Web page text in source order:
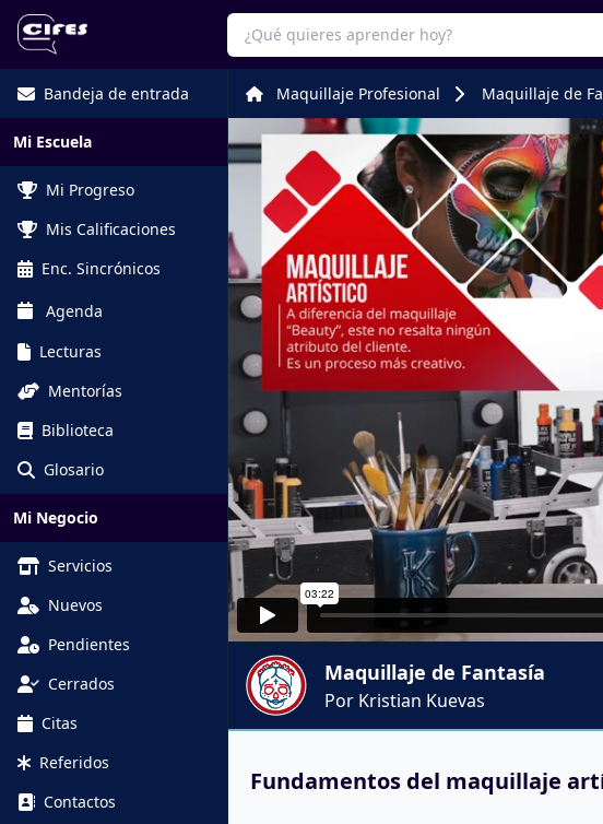
Bandeja de entrada
Mi Escuela
Mi Progreso
Mis Calificaciones
Enc. Sincrónicos
Agenda
Lecturas
Mentorías
Biblioteca
Glosario
Mi Negocio
Servicios
Nuevos
Pendientes
Cerrados
Citas
Referidos
Contactos
Maquillaje Profesional Maquillaje de
Maquillaje de Fantasía
Por Kristian Kuevas
Fundamentos del maquillaje